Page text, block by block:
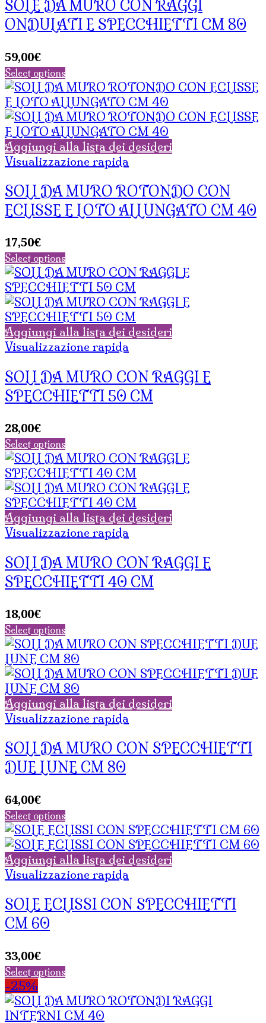
SOLE DA MURO CON RAGGI
ONDULATI E SPECCHIETTI CM 80
59,00€
Select options
Aggiungi alla lista dei desideri
Visualizzazione rapida
SOLI DA MURO ROTONDO CON
ECLISSE E LOTO ALLUNGATO CM 40
17,50€
Select options
Aggiungi alla lista dei desideri
Visualizzazione rapida
SOLI DA MURO CON RAGGI E
SPECCHIETTI 50 CM
28,00€
Select options
Aggiungi alla lista dei desideri
Visualizzazione rapida
SOLI DA MURO CON RAGGI E
SPECCHIETTI 40 CM
18,00€
Select options
Aggiungi alla lista dei desideri
Visualizzazione rapida
SOLI DA MURO CON SPECCHIETTI
DUE LUNE CM 80
64,00€
Select options
Aggiungi alla lista dei desideri
Visualizzazione rapida
SOLE ECLISSI CON SPECCHIETTI
CM 60
33,00€
Select options
-25%